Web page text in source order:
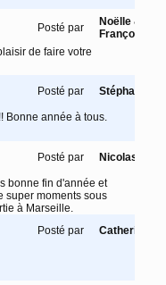
Posté par
Noëlle &
François
de faire votre
Posté par Stéphane
Bonne année à tous.
Posté par Nicolas
bonne fin d'année et
super moments sous
à Marseille.
Posté par Catherine